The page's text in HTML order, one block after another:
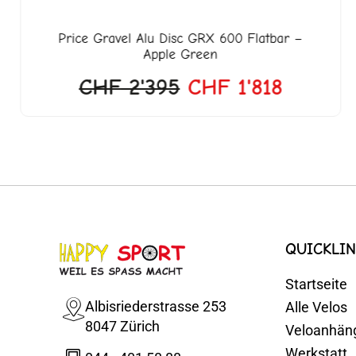
Price Gravel Alu Disc GRX 600 Flatbar –
Apple Green
CHF2'395 CHF1'818
Albisriederstrasse 253
8047 Zürich
Startseite
Alle Velos